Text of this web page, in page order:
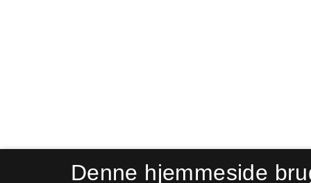
Denne hjemmeside